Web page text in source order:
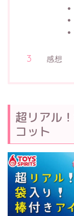
感想
超リアル
コット